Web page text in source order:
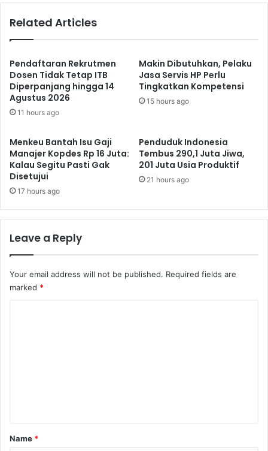
Related Articles
Pendaftaran Rekrutmen
Dosen Tidak Tetap ITB
Diperpanjang hingga 14
Agustus 2026
11 hours ago
Makin Dibutuhkan, Pelaku
Jasa Servis HP Perlu
Tingkatkan Kompetensi
15 hours ago
Menkeu Bantah Isu Gaji
Manajer Kopdes Rp 16 Juta:
Kalau Segitu Pasti Gak
Disetujui
17 hours ago
Penduduk Indonesia
Tembus 290,1 Juta Jiwa,
201 Juta Usia Produktif
21 hours ago
Leave a Reply
Your email address will not be published. Required fields are
marked *
*
Name *